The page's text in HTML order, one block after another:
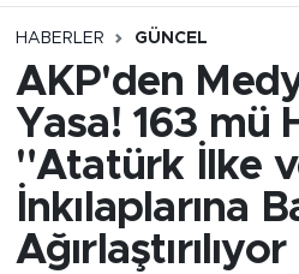
HABERLER GÜNCEL
AKP'den
Yasa! 163 mü
"Atatürk İlke
İnkılaplarına
Ağırlaştırılıyor
MEDYA
FİNANS
DÜNYA
Trafik Durumu
Süper Lig Puan
Tüm Manşetler